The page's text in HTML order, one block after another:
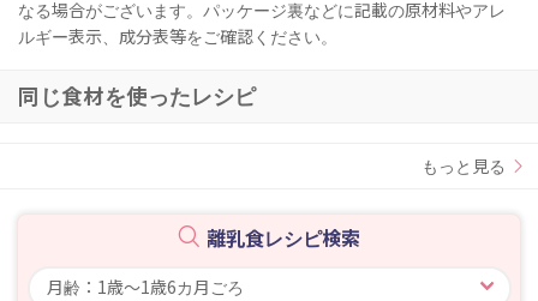
なる場合がございます。パッケージ裏などに記載の原材料やアレ
ルギー表示、成分表等をご確認ください。
同じ食材を使ったレシピ
もっと見る
離乳食レシピ検索